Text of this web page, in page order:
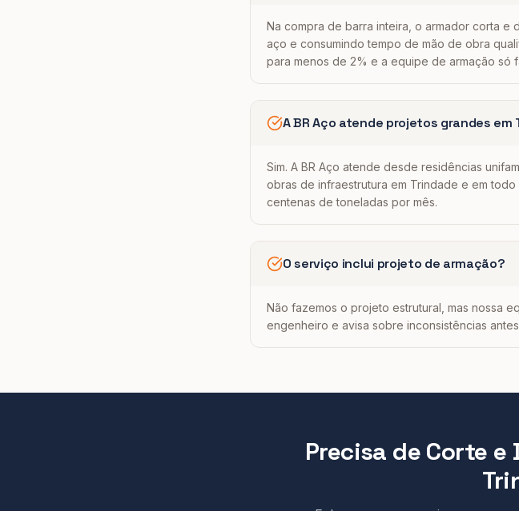
Na compra de barra inteira, o armador corta
aço e consumindo tempo de mão de obra
para menos de 2% e a equipe de armação só
A BR Aço atende projetos grandes em
Sim. A BR Aço atende desde residências
obras de infraestrutura em Trindade e em
centenas de toneladas por mês.
O serviço inclui projeto de armação?
Não fazemos o projeto estrutural, mas nossa
engenheiro e avisa sobre inconsistências
Precisa de Corte e